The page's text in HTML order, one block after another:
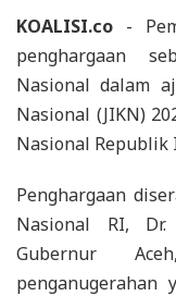
KOALISI.co -
penghargaan
Nasional dalam
Nasional (JIKN)
Nasional Republik
Penghargaan
Nasional RI,
Gubernur
penganugerahan